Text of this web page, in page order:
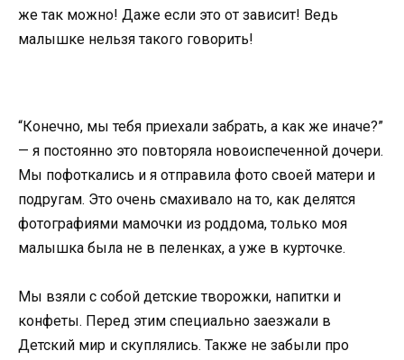
же так можно! Даже если это от зависит! Ведь
малышке нельзя такого говорить!
“Конечно, мы тебя приехали забрать, а как же иначе?”
— я постоянно это повторяла новоиспеченной дочери.
Мы пофоткались и я отправила фото своей матери и
подругам. Это очень смахивало на то, как делятся
фотографиями мамочки из роддома, только моя
малышка была не в пеленках, а уже в курточке.
Мы взяли с собой детские творожки, напитки и
конфеты. Перед этим специально заезжали в
Детский мир и скуплялись. Также не забыли про